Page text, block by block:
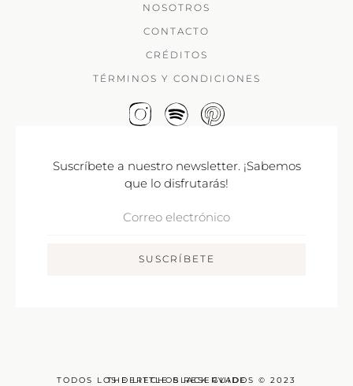
NOSOTROS
CONTACTO
CRÉDITOS
TÉRMINOS Y CONDICIONES
Suscríbete a nuestro newsletter. ¡Sabemos
que lo disfrutarás!
SUSCRÍBETE
TODOS LOS DERECHOS RESERVADOS © 2023
THE LITTLE BLACK GUIDE